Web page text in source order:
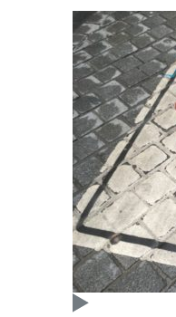
07 août 2026
Partager l'article
Facebook
TwitterWhatsApp
Share
30 août 2024- 18h30
31 août 2024-
agression
homophobe
soutien